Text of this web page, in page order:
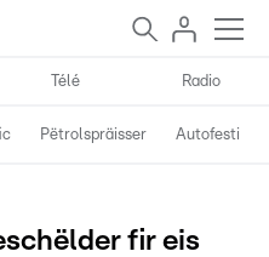
Télé Radio
Pëtrolspräisser Autofestival
fir eis